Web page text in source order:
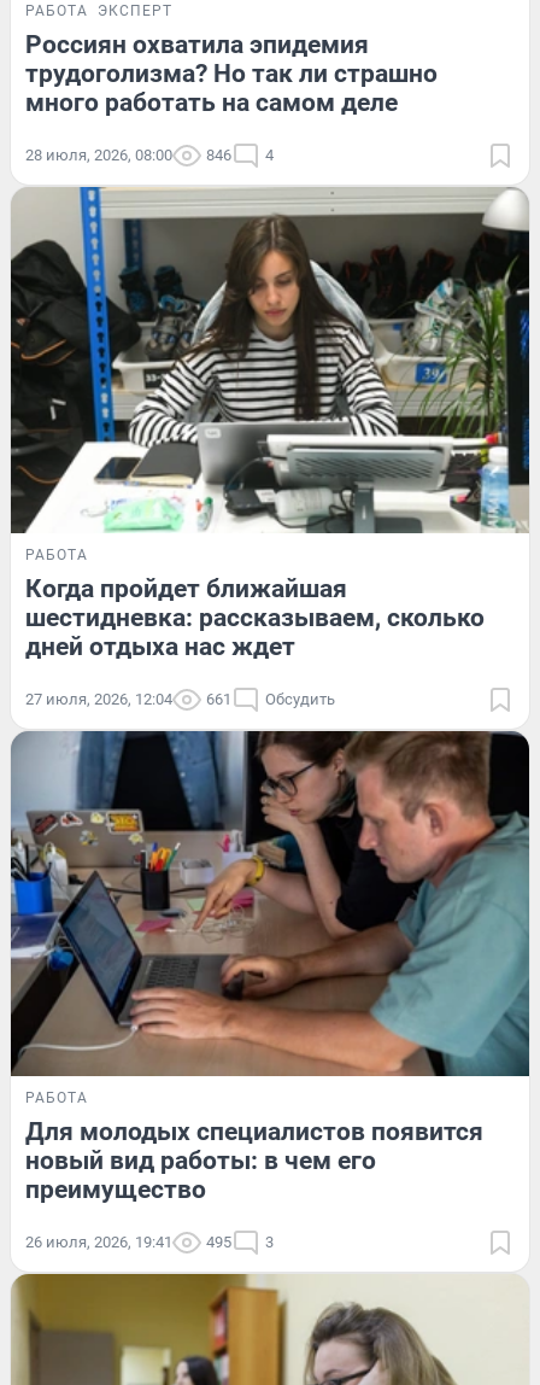
РАБОТА ЭКСПЕРТ
Россиян охватила эпидемия
трудоголизма? Но так ли страшно
много работать на самом деле
28 июля, 2026, 08:00 846 4
РАБОТА
Когда пройдет ближайшая
шестидневка: рассказываем, сколько
дней отдыха нас ждет
27 июля, 2026, 12:04 661 Обсудить
РАБОТА
Для молодых специалистов появится
новый вид работы: в чем его
преимущество
26 июля, 2026, 19:41 495 3